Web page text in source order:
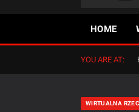
HOME
YOU ARE AT:
WIRTUALNA